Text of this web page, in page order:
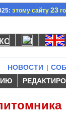
этому сайту23
НОВОСТИ